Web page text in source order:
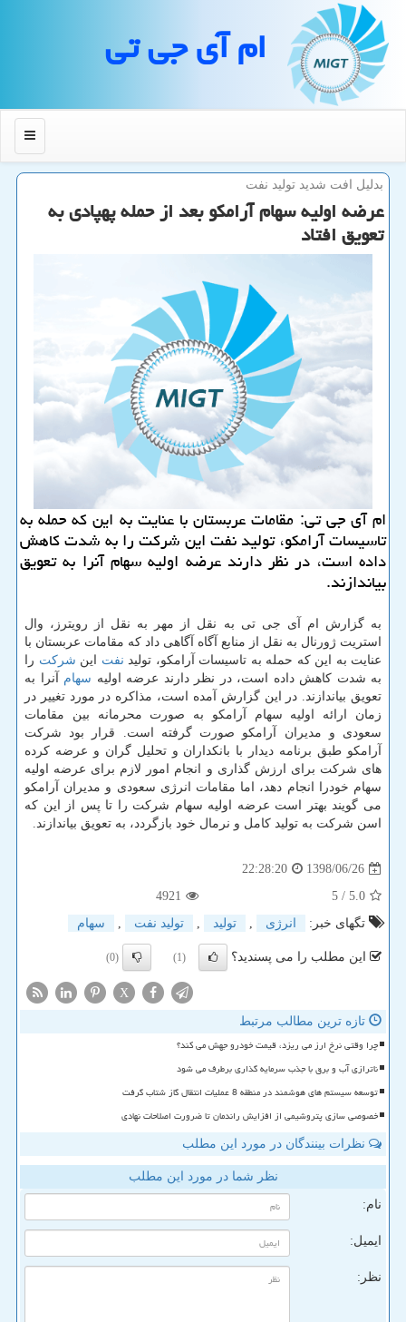
ام آی جی تی
منو
بدلیل افت شدید تولید نفت
عرضه اولیه سهام آرامكو بعد از حمله پهپادی به
تعویق افتاد
ام آی جی تی: مقامات عربستان با عنایت به این كه حمله به
تاسیسات آرامكو، تولید نفت این شركت را به شدت كاهش
داده است، در نظر دارند عرضه اولیه سهام آنرا به تعویق
بیاندازند.
به گزارش ام آی جی تی به نقل از مهر به نقل از رویترز، وال
استریت ژورنال به نقل از منابع آگاه آگاهی داد كه مقامات عربستان با
عنایت به این كه حمله به تاسیسات آرامكو، تولید نفت این شركت را
به شدت كاهش داده است، در نظر دارند عرضه اولیه سهام آنرا به
تعویق بیاندازند. در این گزارش آمده است، مذاكره در مورد تغییر در
زمان ارائه اولیه سهام آرامكو به صورت محرمانه بین مقامات
سعودی و مدیران آرامكو صورت گرفته است. قرار بود شركت
آرامكو طبق برنامه دیدار با بانكداران و تحلیل گران و عرضه كرده
های شركت برای ارزش گذاری و انجام امور لازم برای عرضه اولیه
سهام خودرا انجام دهد، اما مقامات انرژی سعودی و مدیران آرامكو
می گویند بهتر است عرضه اولیه سهام شركت را تا پس از این كه
اسن شركت به تولید كامل و نرمال خود بازگردد، به تعویق بیاندازند.
1398/06/26
22:28:20
5.0
/ 5
4921
تگهای خبر:
انرژی , تولید , تولید نفت , سهام
این مطلب را می پسندید؟ (1)
(0)
X
تازه ترین مطالب مرتبط
چرا وقتی نرخ ارز می ریزد، قیمت خودرو جهش می کند؟
ناترازی آب و برق با جذب سرمایه گذاری برطرف می شود
توسعه سیستم های هوشمند در منطقه 8 عملیات انتقال گاز شتاب گرفت
خصوصی سازی پتروشیمی از افزایش راندمان تا ضرورت اصلاحات نهادی
نظرات بینندگان در مورد این مطلب
نظر شما در مورد این مطلب
نام:
ایمیل:
نظر: